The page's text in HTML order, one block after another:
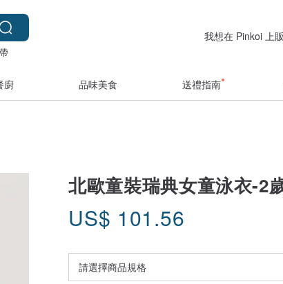
我想在 Pinkoi 上
廚 品味美食 送禮指南
北歐童裝瑞典女童泳衣-2
US$ 101.56